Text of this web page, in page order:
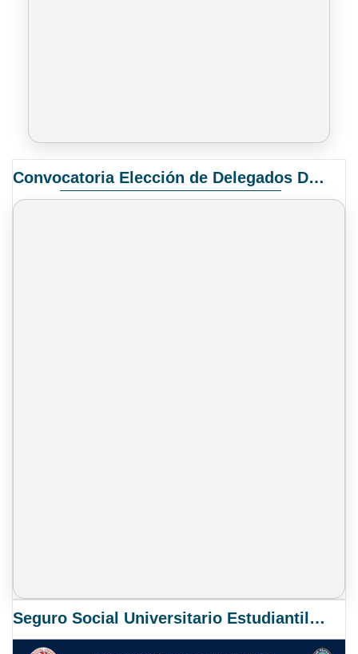
Convocatoria Elección de Delegados Docentes para el XIV Congreso Nacional de Universidades
Seguro Social Universitario Estudiantil SSUE